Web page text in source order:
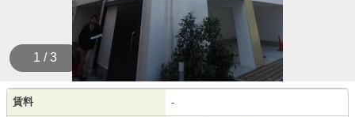
1 / 3
賃料 -